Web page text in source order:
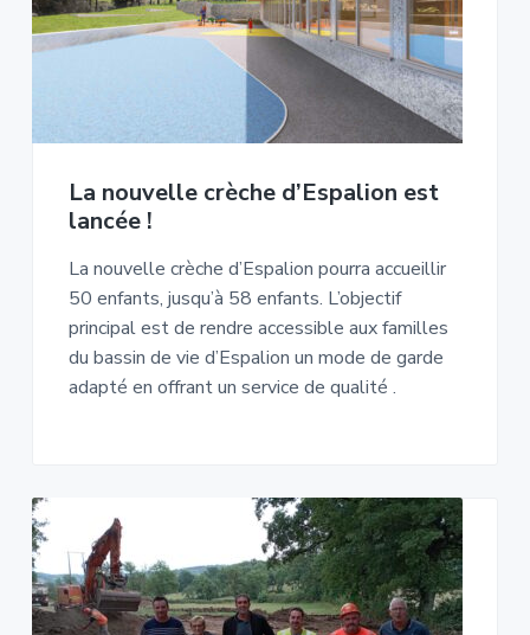
La nouvelle crèche d’Espalion est
lancée !
La nouvelle crèche d’Espalion pourra accueillir
50 enfants, jusqu’à 58 enfants. L’objectif
principal est de rendre accessible aux familles
du bassin de vie d’Espalion un mode de garde
adapté en offrant un service de qualité .